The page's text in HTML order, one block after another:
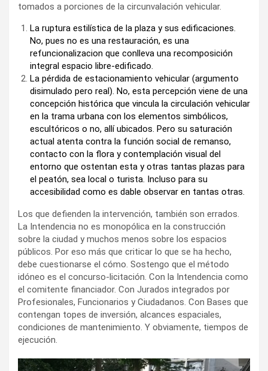
tomados a porciones de la circunvalación vehicular.
La ruptura estilística de la plaza y sus edificaciones.
No, pues no es una restauración, es una
refuncionalizacion que conlleva una recomposición
integral espacio libre-edificado.
La pérdida de estacionamiento vehicular (argumento
disimulado pero real). No, esta percepción viene de una
concepción histórica que vincula la circulación vehicular
en la trama urbana con los elementos simbólicos,
escultóricos o no, allí ubicados. Pero su saturación
actual atenta contra la función social de remanso,
contacto con la flora y contemplación visual del
entorno que ostentan esta y otras tantas plazas para
el peatón, sea local o turista. Incluso para su
accesibilidad como es dable observar en tantas otras.
Los que defienden la intervención, también son errados.
La Intendencia no es monopólica en la construcción
sobre la ciudad y muchos menos sobre los espacios
públicos. Por eso más que criticar lo que se ha hecho,
debe cuestionarse el cómo. Sostengo que el método
idóneo es el concurso-licitación. Con la Intendencia como
el comitente financiador. Con Jurados integrados por
Profesionales, Funcionarios y Ciudadanos. Con Bases que
contengan topes de inversión, alcances espaciales,
condiciones de mantenimiento. Y obviamente, tiempos de
ejecución.